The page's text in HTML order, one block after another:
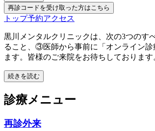
再診コードを受け取った方はこちら
トップ予約アクセス
黒川メンタルクリニックは、次の3つの
ること、③医師から事前に「オンライン
ます。皆様のご来院をお待ちしております
続きを読む
診療メニュー
再診外来